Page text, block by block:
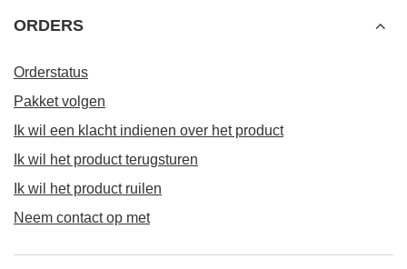
ORDERS
Orderstatus
Pakket volgen
Ik wil een klacht indienen over het product
Ik wil het product terugsturen
Ik wil het product ruilen
Neem contact op met